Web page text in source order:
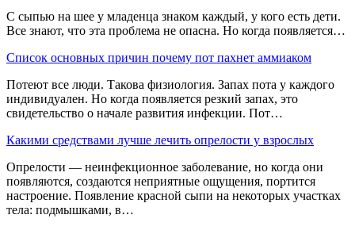
С сыпью на шее у младенца знаком каждый, у кого есть дети.
Все знают, что эта проблема не опасна. Но когда появляется…
Список основных причин почему пот пахнет аммиаком
Потеют все люди. Такова физиология. Запах пота у каждого
индивидуален. Но когда появляется резкий запах, это
свидетельство о начале развития инфекции. Пот…
Какими средствами лучше лечить опрелости у взрослых
Опрелости — неинфекционное заболевание, но когда они
появляются, создаются неприятные ощущения, портится
настроение. Появление красной сыпи на некоторых участках
тела: подмышками, в…